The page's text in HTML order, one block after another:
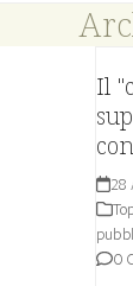
Il
28
0